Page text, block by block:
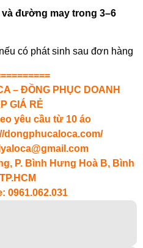
và đường may trong 3–6
có phát sinh sau đơn hàng
– ĐỒNG PHỤC DOANH
GIÁ RẺ
yêu cầu từ 10 áo
dongphucaloca.com/
P. Bình Hưng Hoà B, Bình
0961.062.031